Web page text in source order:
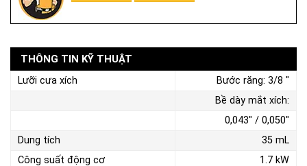
THÔNG TIN KỸ THUẬT
Lưỡi cưa xích
Bước răng: 3/8 "
Bề dày mắt xích:
0,043" / 0,050"
Dung tích
35 mL
Công suất động cơ
1.7 kW